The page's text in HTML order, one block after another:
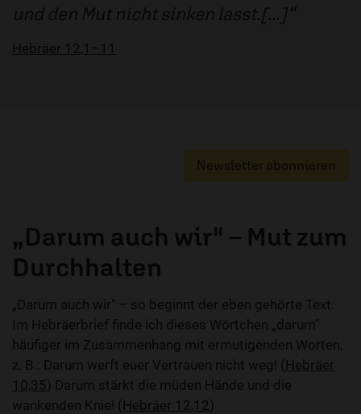
und den Mut nicht sinken lasst.[...]
Hebräer 12,1–11
Newsletter abonnieren
„Darum auch wir" – Mut zum
Durchhalten
„Darum auch wir" – so beginnt der eben gehörte Text.
Im Hebräerbrief finde ich dieses Wörtchen „darum"
häufiger im Zusammenhang mit ermutigenden Worten,
z. B.: Darum werft euer Vertrauen nicht weg! (Hebräer
10,35) Darum stärkt die müden Hände und die
wankenden Knie! (Hebräer 12,12)